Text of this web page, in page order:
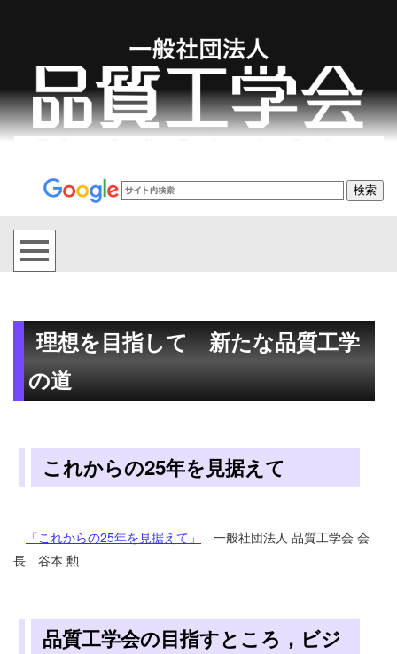
理想を目指して 新たな品質工学
の道
これからの25年を見据えて
「これからの25年を見据えて」
一般社団法人 品質工学会 会
長 谷本 勲
品質工学会の目指すところ，ビジ